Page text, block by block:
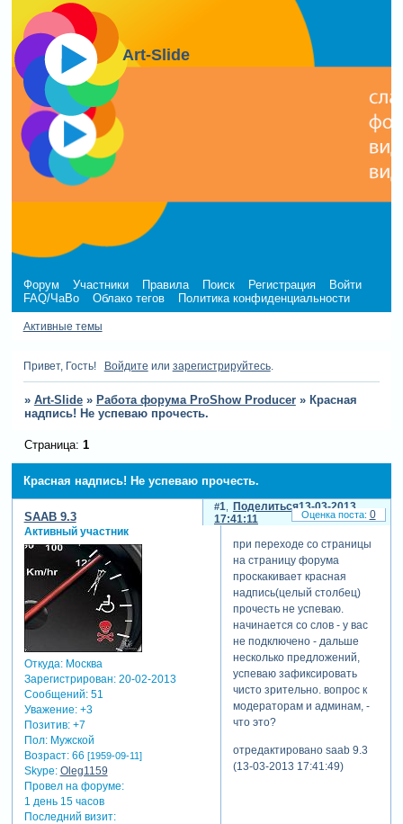
Art-Slide
Форум Участники Правила Поиск Регистрация
Войти
FAQ/ЧаВо
Облако тегов Политика конфиденциальности
Активные темы
Привет, Гость! Войдите или зарегистрируйтесь.
» Art-Slide » Работа форума ProShow Producer » Красная
надпись! Не успеваю прочесть.
Красная надпись! Не успеваю прочесть.
Страница: 1
Поделиться
1
13-03-2013
17:41:11
SAAB 9.3
Активный участник
Откуда:Москва
Зарегистрирован: 20-02-2013
Сообщений:51
Уважение: +3
Позитив: +7
Пол:Мужской
Возраст:66 [1959-09-11]
Skype: Oleg1159
Провел на форуме:
1 день 15 часов
Последний визит:
при переходе со страницы
на страницу форума
проскакивает красная
надпись(целый столбец)
прочесть не успеваю.
начинается со слов - у вас
не подключено - дальше
несколько предложений,
успеваю зафиксировать
чисто зрительно. вопрос к
модераторам и админам, -
что это?
отредактировано saab 9.3
(13-03-2013 17:41:49)
0